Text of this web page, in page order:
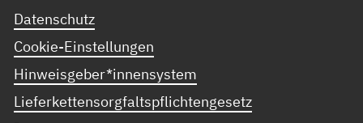
Datenschutz
Cookie-Einstellungen
Hinweisgeber*innensystem
Lieferkettensorgfaltspflichtengesetz